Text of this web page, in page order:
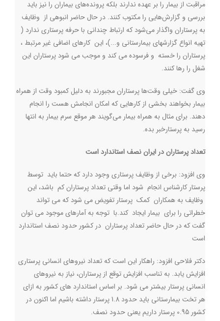
مراقبت از بیمار را بر عهده ندارند بلکه پرونده‌های بیماران را نیز باید
بررسی و گزارش‌هایی را مکتوب کنند. در حال حاضر انبوهی از وظایف
به پرستاران واگذار می‌شود که ارتباط چندانی با حرفه پرستاری ندارد (
تهیه انواع گزارشهای بیمارستانی و...)، این کارهای اضافی غیر مرتبط ،
پرستاران را خسته و فرسوده می کند و موجب می شود پرستاران این
شغل را رها کنند.
وی گفت: خیلی وقت‌ها پرستاران مجبورند به دلیل کمبود وقت از همراه
بیمار بخواهند بخشی از کارهایی که امکان انجامش هست را انجام
دهند. برای مثال به همراه بیمار می‌گویند هر موقع سرم بیمار به انتها
رسید به پرستارخبر بده.
تعداد پرستاران در ایران نصف استاندارد است
وی افزود: برخی از وظایف پرستاری وجود دارد که حتما باید توسط
پرستار کارشناس انجام شود اما وقتی تعداد پرستاران کم باشد، این
وظایف به همکاران کمک پرستار تفویض می شود که می تواند
خطراتی را برای بیمار ایجاد کند.با توجه به آمارهای موجود می توان
گفت که در حال حاضر تعداد پرستاران در کشور حدود نصف استاندارد
است
دکتر فلاحی افزود: راهکار این است که تعداد نیروهای انسانی پرستاری
افزایش یابد. به تناسب افزایش توقع از پرستاران، نیاز به نیروهای
انسانی پرستار بیشتر می شود. بر اساس استاندارد های کشور به ازای
هر تخت بیمارستانی باید حدود 1.8 پرستار داشته باشیم اما اکنون در
کشور 0.95 پرستار داریم یعنی حدود نصف
.